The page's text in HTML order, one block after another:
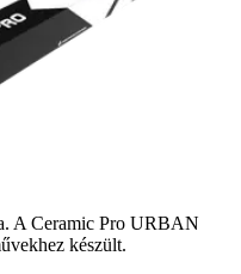
A Ceramic Pro URBAN
készült.